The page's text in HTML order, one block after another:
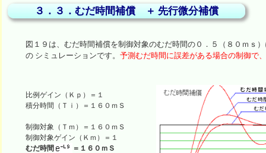
３．３．むだ時間補償 ＋ 先行微分補償
図１９は、むだ時間補償を制御対象のむだ時間の０．５（８０ｍｓ
の シミュレーションです。 予測むだ時間に誤差がある場合の制御で
比例ゲイン（Ｋｐ）＝１
積分時間（Ｔｉ）＝１６０ｍＳ
制御対象（Ｔｍ）＝１６０ｍＳ
むだ時間
＝１６０ｍＳ